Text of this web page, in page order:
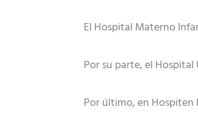
El Hospital Materno
Por su parte, el
Por último, en Hospiten